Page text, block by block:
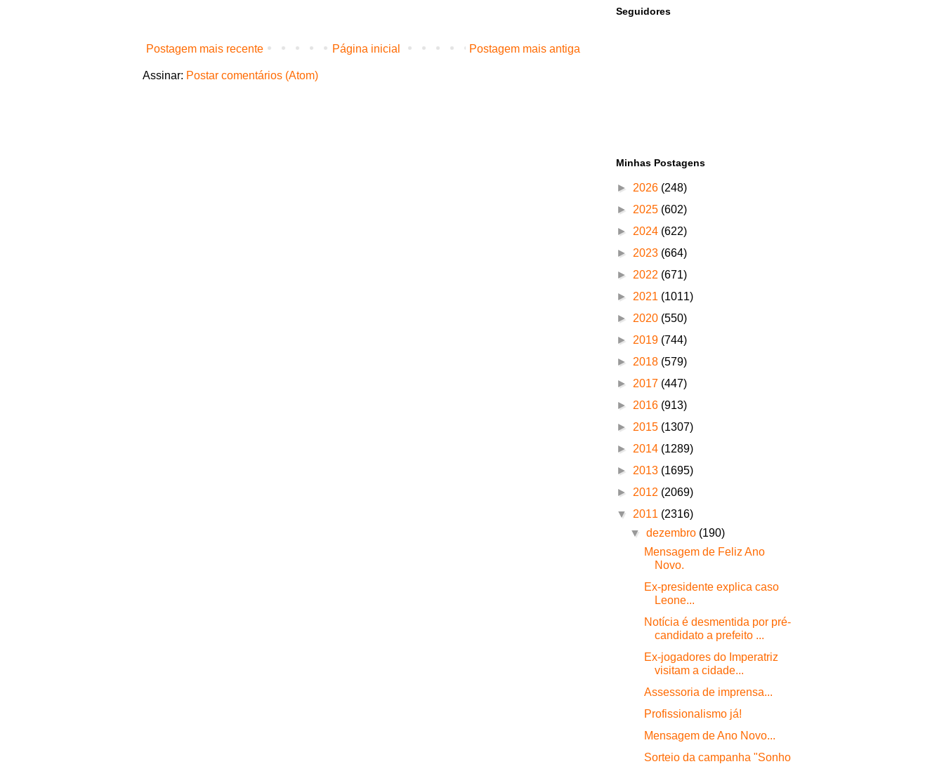
Postagem mais recente Postagem mais antiga
Página inicial
Assinar: Postar comentários (Atom)
Seguidores
Minhas Postagens
► 2026 (248)
► 2025 (602)
► 2024 (622)
► 2023 (664)
► 2022 (671)
► 2021 (1011)
► 2020 (550)
► 2019 (744)
► 2018 (579)
► 2017 (447)
► 2016 (913)
► 2015 (1307)
► 2014 (1289)
► 2013 (1695)
► 2012 (2069)
▼ 2011 (2316)
▼dezembro (190)
Mensagem de Feliz Ano
Novo.
Ex-presidente explica caso
Leone...
Notícia é desmentida por pré-
candidato a prefeito ...
Ex-jogadores do Imperatriz
visitam a cidade...
Assessoria de imprensa...
Profissionalismo já!
Mensagem de Ano Novo...
Sorteio da campanha "Sonho